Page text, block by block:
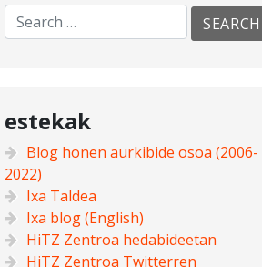
estekak
Blog honen aurkibide osoa (2006-
2022)
Ixa Taldea
Ixa blog (English)
HiTZ Zentroa hedabideetan
HiTZ Zentroa Twitterren